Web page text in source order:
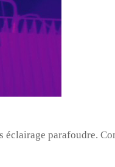
éclairage parafoudre.